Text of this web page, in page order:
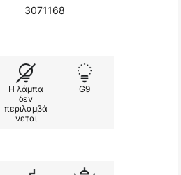
3071168
Η λάμπα
δεν
περιλαμβά
νεται
G9